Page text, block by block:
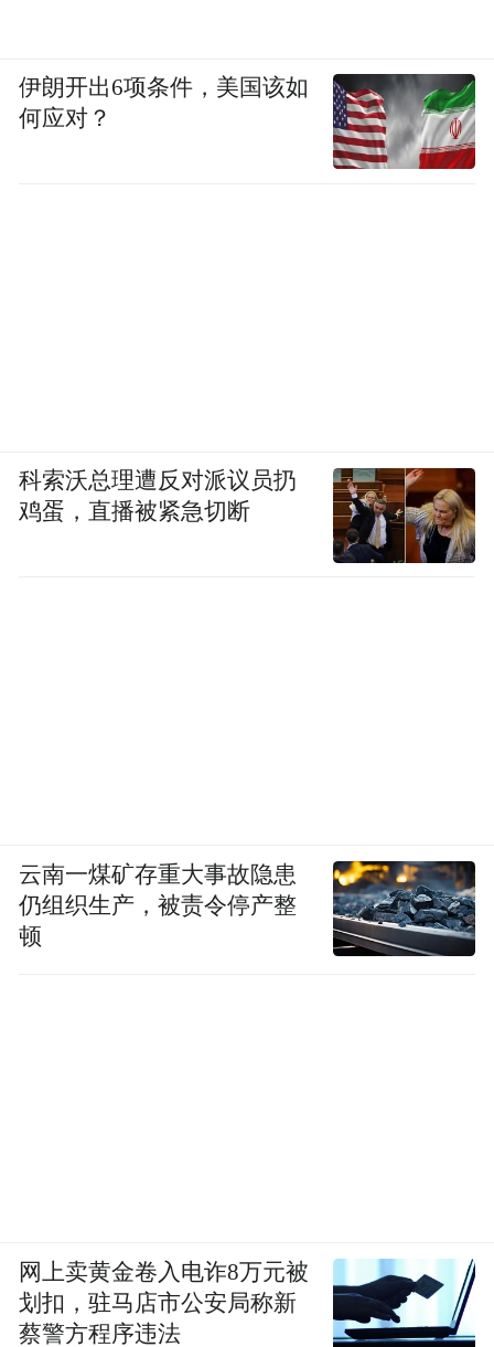
伊朗开出6项条件，美国该如
何应对？
科索沃总理遭反对派议员扔
鸡蛋，直播被紧急切断
云南一煤矿存重大事故隐患
仍组织生产，被责令停产整
顿
网上卖黄金卷入电诈8万元被
划扣，驻马店市公安局称新
蔡警方程序违法